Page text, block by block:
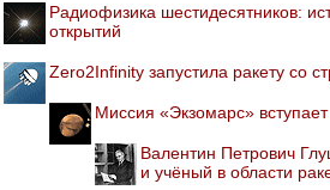
Радиофизика шестидесятников:
открытий
Zero2Infinity запустила ракету со
Миссия «Экзомарс»
Валентин Петрович
и учёный в области